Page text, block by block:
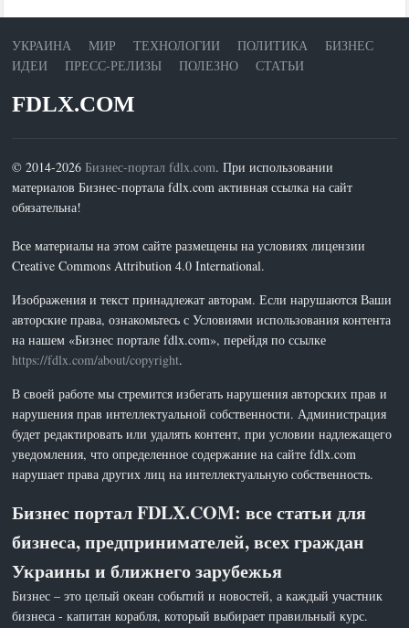
УКРАИНА МИР ТЕХНОЛОГИИ ПОЛИТИКА
БИЗНЕС
ИДЕИ
ПРЕСС-РЕЛИЗЫ ПОЛЕЗНО СТАТЬИ
FDLX.COM
© 2014-2026Бизнес-портал fdlx.com. При использовании
материалов Бизнес-портала fdlx.com активная ссылка на сайт
обязательна!
Все материалы на этом сайте размещены на условиях лицензии
Creative Commons Attribution 4.0 International.
Изображения и текст принадлежат авторам. Если нарушаются Ваши
авторские права, ознакомьтесь с Условиями использования контента
на нашем «Бизнес портале fdlx.com», перейдя по ссылке
https://fdlx.com/about/copyright.
В своей работе мы стремится избегать нарушения авторских прав и
нарушения прав интеллектуальной собственности. Администрация
будет редактировать или удалять контент, при условии надлежащего
уведомления, что определенное содержание на сайте fdlx.com
нарушает права других лиц на интеллектуальную собственность.
Бизнес портал FDLX.COM: все статьи для
бизнеса, предпринимателей, всех граждан
Украины и ближнего зарубежья
Бизнес – это целый океан событий и новостей, а каждый участник
бизнеса - капитан корабля, который выбирает правильный курс.